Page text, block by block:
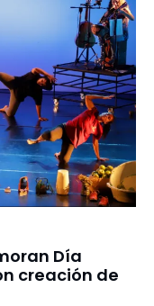
Día
creación de